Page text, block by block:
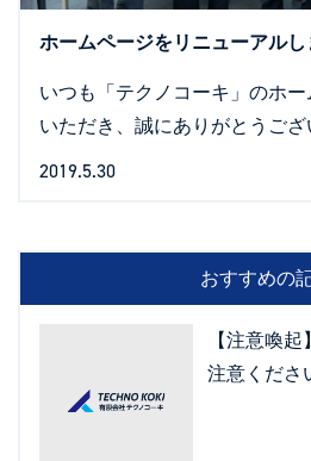
ホームページをリニューアルし
いつも「テクノコーキ」のホ
いただき、誠にありがとうご
2019.5.30
おすすめの
【注意喚
注意くださ